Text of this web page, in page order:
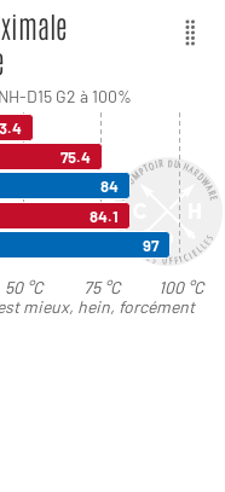
mieux, hein, forcément
D15 G2 à 100%
50 °C 75 °C 100 °C
75.4
84
84.1
97